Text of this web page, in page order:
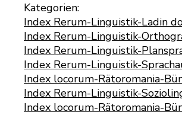
Kategorien:
Index Rerum-Linguistik-Ladin
Index Rerum-Linguistik-
Index Rerum-Linguistik-
Index Rerum-Linguistik-
Index locorum-Rätoromania-
Index Rerum-Linguistik-
Index locorum-Rätoromania-